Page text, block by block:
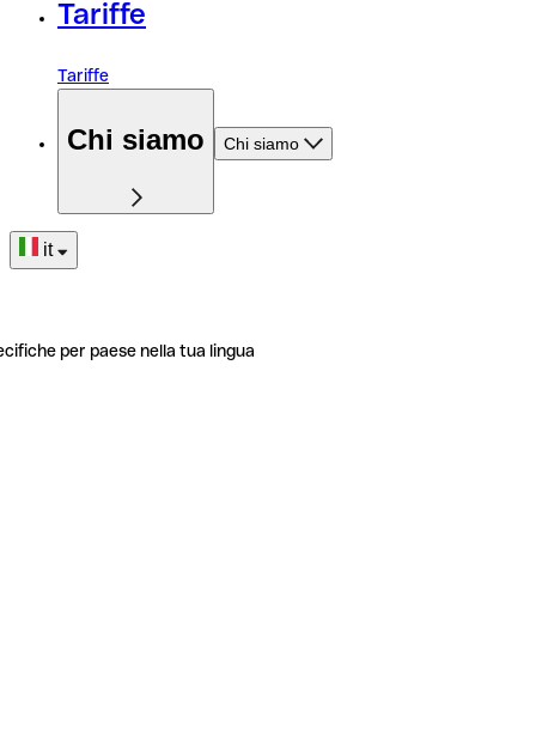
Tariffe
Tariffe
Chi siamo Chi siamo
it
per paese nella tua lingua